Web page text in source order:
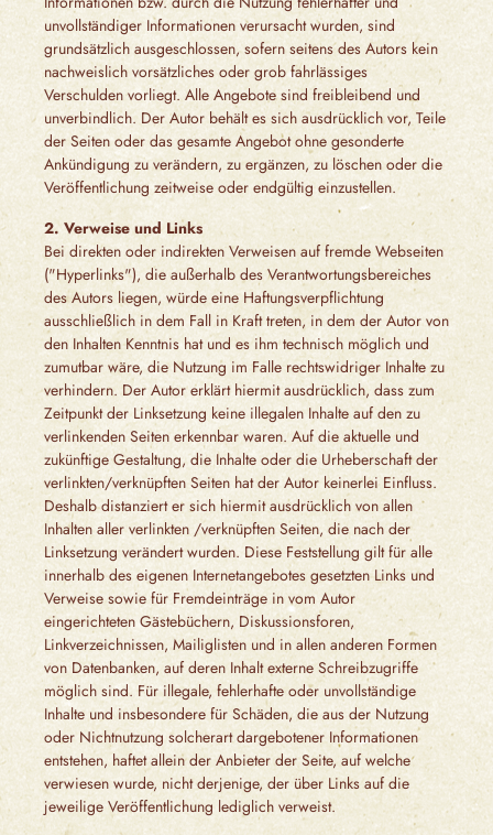
unvollständiger Informationen verursacht wurden, sind
grundsätzlich ausgeschlossen, sofern seitens des Autors kein
nachweislich vorsätzliches oder grob fahrlässiges
Verschulden vorliegt. Alle Angebote sind freibleibend und
unverbindlich. Der Autor behält es sich ausdrücklich vor, Teile
der Seiten oder das gesamte Angebot ohne gesonderte
Ankündigung zu verändern, zu ergänzen, zu löschen oder die
Veröffentlichung zeitweise oder endgültig einzustellen.
2. Verweise und Links
Bei direkten oder indirekten Verweisen auf fremde Webseiten
("Hyperlinks"), die außerhalb des Verantwortungsbereiches
des Autors liegen, würde eine Haftungsverpflichtung
ausschließlich in dem Fall in Kraft treten, in dem der Autor von
den Inhalten Kenntnis hat und es ihm technisch möglich und
zumutbar wäre, die Nutzung im Falle rechtswidriger Inhalte zu
verhindern. Der Autor erklärt hiermit ausdrücklich, dass zum
Zeitpunkt der Linksetzung keine illegalen Inhalte auf den zu
verlinkenden Seiten erkennbar waren. Auf die aktuelle und
zukünftige Gestaltung, die Inhalte oder die Urheberschaft der
verlinkten/verknüpften Seiten hat der Autor keinerlei Einfluss.
Deshalb distanziert er sich hiermit ausdrücklich von allen
Inhalten aller verlinkten /verknüpften Seiten, die nach der
Linksetzung verändert wurden. Diese Feststellung gilt für alle
innerhalb des eigenen Internetangebotes gesetzten Links und
Verweise sowie für Fremdeinträge in vom Autor
eingerichteten Gästebüchern, Diskussionsforen,
Linkverzeichnissen, Mailiglisten und in allen anderen Formen
von Datenbanken, auf deren Inhalt externe Schreibzugriffe
möglich sind. Für illegale, fehlerhafte oder unvollständige
Inhalte und insbesondere für Schäden, die aus der Nutzung
oder Nichtnutzung solcherart dargebotener Informationen
entstehen, haftet allein der Anbieter der Seite, auf welche
verwiesen wurde, nicht derjenige, der über Links auf die
jeweilige Veröffentlichung lediglich verweist.